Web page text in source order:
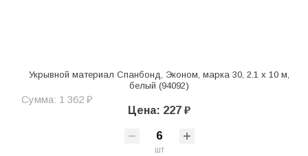
Укрывной материал Спанбонд, Эконом, марка 30, 2.1 х 10 м,
белый (94092)
Сумма: 1 362 ₽
Цена: 227 ₽
шт